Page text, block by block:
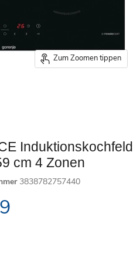
Zum Zoomen tippen
Induktionskochfeld
cm 4 Zonen
3838782757440